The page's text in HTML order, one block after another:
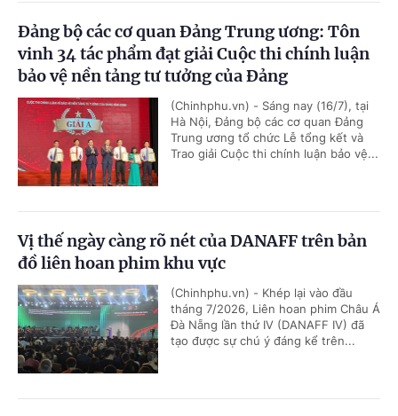
Đảng bộ các cơ quan Đảng Trung ương: Tôn
vinh 34 tác phẩm đạt giải Cuộc thi chính luận
bảo vệ nền tảng tư tưởng của Đảng
(Chinhphu.vn) - Sáng nay (16/7), tại
Hà Nội, Đảng bộ các cơ quan Đảng
Trung ương tổ chức Lễ tổng kết và
Trao giải Cuộc thi chính luận bảo vệ...
Vị thế ngày càng rõ nét của DANAFF trên bản
đồ liên hoan phim khu vực
(Chinhphu.vn) - Khép lại vào đầu
tháng 7/2026, Liên hoan phim Châu Á
Đà Nẵng lần thứ IV (DANAFF IV) đã
tạo được sự chú ý đáng kể trên...